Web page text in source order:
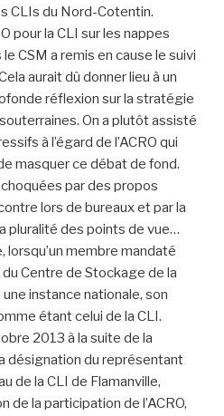
CLIs du Nord-Cotentin.
pour la CLI sur les nappes
CSM a remis en cause le suivi
aurait dû donner lieu à un
réflexion sur la stratégie
On a plutôt assisté
à l’égard de l’ACRO qui
masquer ce débat de fond.
par des propos
lors de bureaux et par la
pluralité des points de vue…
lorsqu’un membre mandaté
Centre de Stockage de la
instance nationale, son
étant celui de la CLI.
2013 à la suite de la
désignation du représentant
de la CLI de Flamanville,
de la participation de l’ACRO,